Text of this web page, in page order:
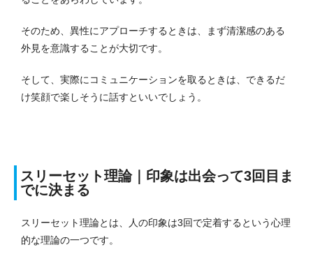
そのため、異性にアプローチするときは、まず清潔感のある
外見を意識することが大切です。
そして、実際にコミュニケーションを取るときは、できるだ
け笑顔で楽しそうに話すといいでしょう。
スリーセット理論｜印象は出会って3回目ま
でに決まる
スリーセット理論とは、人の印象は3回で定着するという心理
的な理論の一つです。